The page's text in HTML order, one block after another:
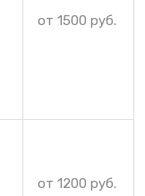
от 1500 руб.
от 1200 руб.